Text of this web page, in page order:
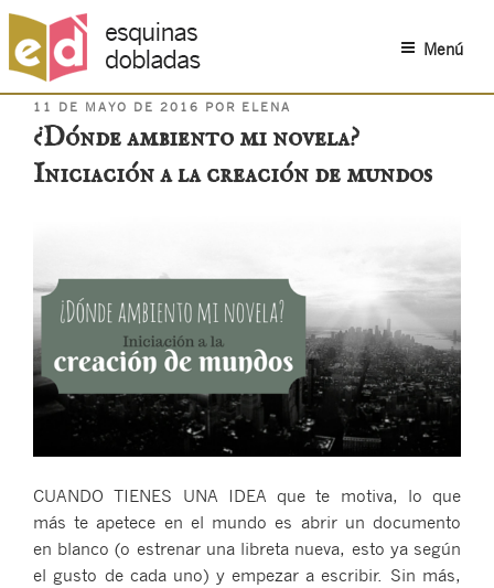
Saltar
contenido
Menú
PUBLICADO
EL
11 DE MAYO DE 2016 POR ELENA
¿Dónde ambiento mi novela?
Iniciación a la creación de mundos
CUANDO TIENES UNA IDEA que te motiva, lo que
más te apetece en el mundo es abrir un documento
en blanco (o estrenar una libreta nueva, esto ya según
el gusto de cada uno) y empezar a escribir. Sin más,